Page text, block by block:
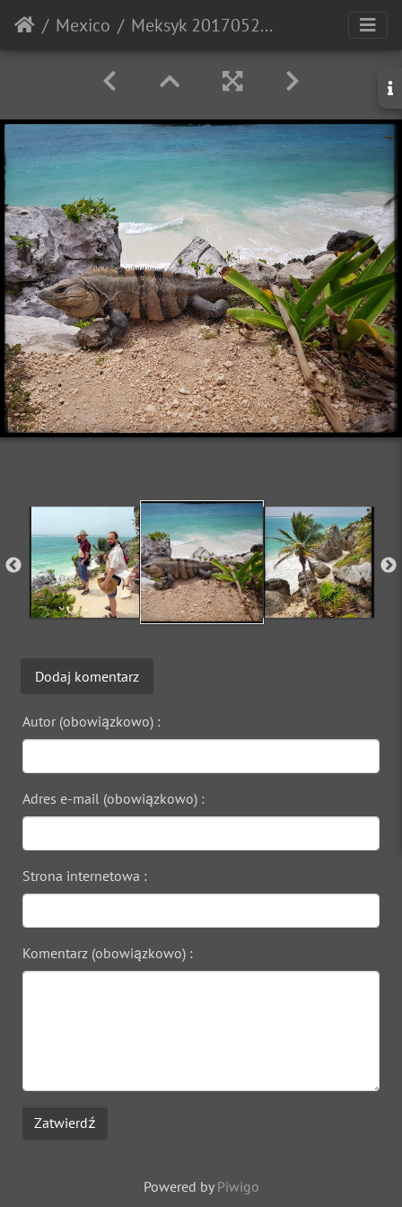
Mexico Meksyk 20170527 111614
Dodaj komentarz
Autor (obowiązkowo) :
Adres e-mail (obowiązkowo) :
Strona internetowa :
Komentarz (obowiązkowo) :
Zatwierdź
Powered by Piwigo